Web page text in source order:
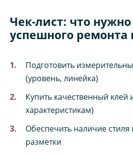
Чек-лист: что
успешного ремонта
Подготовить
(уровень, линейка)
Купить качественный клей
характеристикам)
Обеспечить наличие
разметки